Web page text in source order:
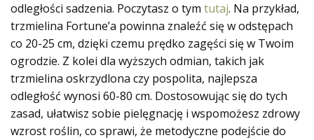
odległości sadzenia. Poczytasz o tym tutaj. Na przykład,
trzmielina Fortune’a powinna znaleźć się w odstępach
co 20-25 cm, dzięki czemu prędko zagęści się w Twoim
ogrodzie. Z kolei dla wyższych odmian, takich jak
trzmielina oskrzydlona czy pospolita, najlepsza
odległość wynosi 60-80 cm. Dostosowując się do tych
zasad, ułatwisz sobie pielęgnację i wspomożesz zdrowy
wzrost roślin, co sprawi, że metodyczne podejście do